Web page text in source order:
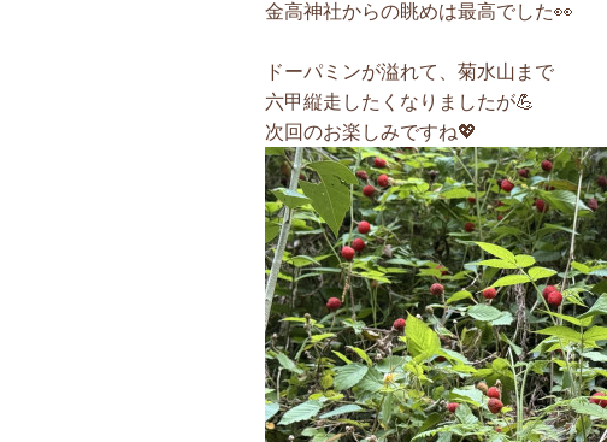
金高神社からの眺めは最高でした👀
ドーパミンが溢れて、菊水山まで
六甲縦走したくなりましたが💪
次回のお楽しみですね💖